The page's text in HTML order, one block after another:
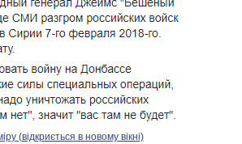
(відкриється в новому вікні)